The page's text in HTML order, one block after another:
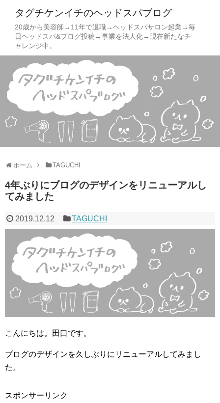
タグチケンイチのヘッドスパブログ
20歳から美容師→11年で退職→ヘッドスパサロン起業→毎
日ヘッドスパ&ブログ投稿→事業を法人化→現在新たなチ
ャレンジ中。
ホーム TAGUCHI
4年ぶりにブログのデザインをリニューアルし
てみました
2019.12.12 TAGUCHI
こんにちは。田口です。
ブログのデザインを久しぶりにリニューアルしてみまし
た。
スポンサーリンク